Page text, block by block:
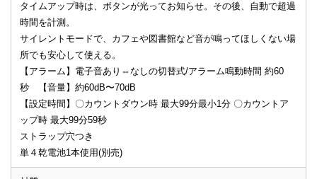
タイムアップ時は、ボタンが光ってお知らせ。その後、自動で超過
時間を計測。
サイレントモードで、カフェや図書館など音が鳴ってほしくない場
所でも安心して使える。
【アラーム】電子音あり⇔なしの切替式/アラーム鳴動時間 約60
秒 【音量】約60dB〜70dB
【設定時間】〇カウントダウン時 最大99分最小1分 〇カウントア
ップ時 最大99分59秒
ストラップ穴つき
単４乾電池1本使用(別売)